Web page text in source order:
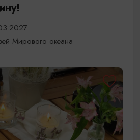
Мирового океана